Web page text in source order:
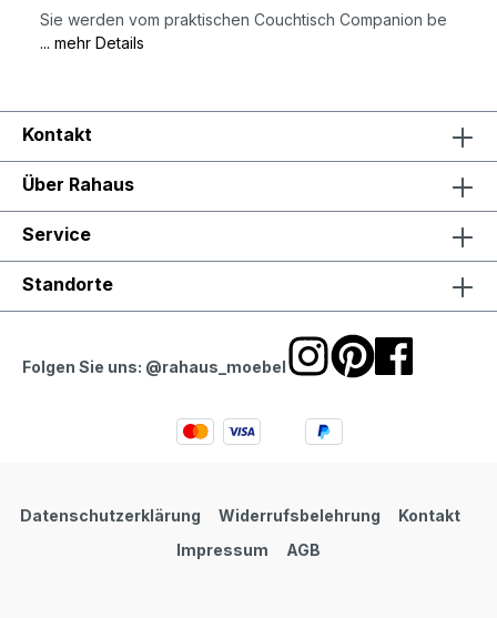
Sie werden vom praktischen Couchtisch Companion be
... mehr Details
Kontakt
Über Rahaus
Service
Standorte
Folgen Sie uns: @rahaus_moebel
Datenschutzerklärung Widerrufsbelehrung
Kontakt
Impressum
AGB